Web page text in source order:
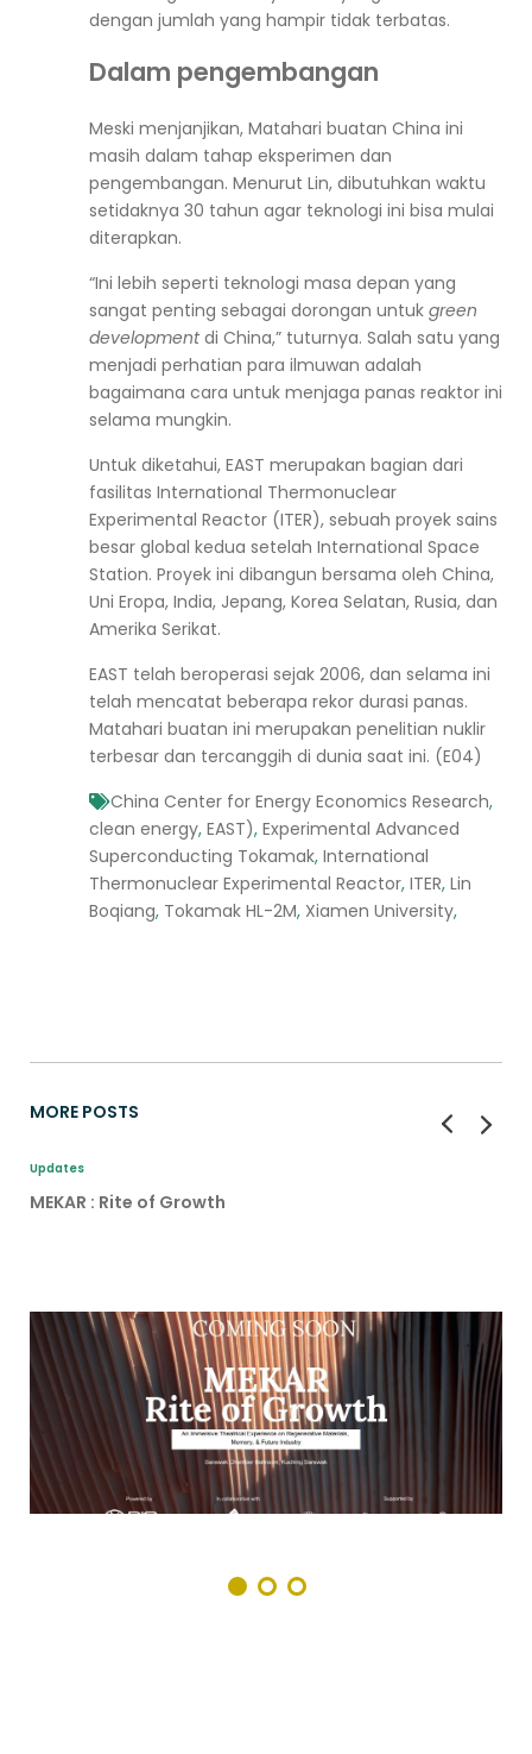
dengan jumlah yang hampir tidak terbatas.
Dalam pengembangan
Meski menjanjikan, Matahari buatan China ini
masih dalam tahap eksperimen dan
pengembangan. Menurut Lin, dibutuhkan waktu
setidaknya 30 tahun agar teknologi ini bisa mulai
diterapkan.
“Ini lebih seperti teknologi masa depan yang
sangat penting sebagai dorongan untuk green
developmentdi China,” tuturnya. Salah satu yang
menjadi perhatian para ilmuwan adalah
bagaimana cara untuk menjaga panas reaktor ini
selama mungkin.
Untuk diketahui, EAST merupakan bagian dari
fasilitas International Thermonuclear
Experimental Reactor (ITER), sebuah proyek sains
besar global kedua setelah International Space
Station. Proyek ini dibangun bersama oleh China,
Uni Eropa, India, Jepang, Korea Selatan, Rusia, dan
Amerika Serikat.
EAST telah beroperasi sejak 2006, dan selama ini
telah mencatat beberapa rekor durasi panas.
Matahari buatan ini merupakan penelitian nuklir
terbesar dan tercanggih di dunia saat ini. (E04)
China Center for Energy Economics Research,
clean energy, EAST), Experimental Advanced
Superconducting Tokamak, International
Thermonuclear Experimental Reactor, ITER, Lin
Boqiang, Tokamak HL-2M, Xiamen University,
MORE POSTS
Updates
MEKAR : Rite of Growth